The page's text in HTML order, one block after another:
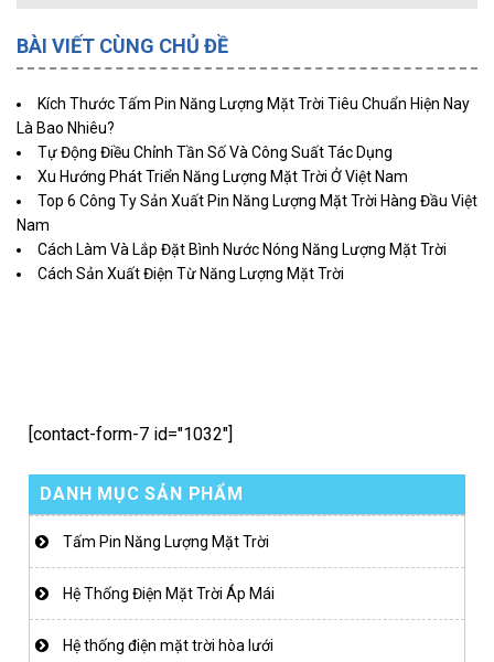
BÀI VIẾT CÙNG CHỦ ĐỀ
Kích Thước Tấm Pin Năng Lượng Mặt Trời Tiêu Chuẩn Hiện Nay
Là Bao Nhiêu?
Tự Động Điều Chỉnh Tần Số Và Công Suất Tác Dụng
Xu Hướng Phát Triển Năng Lượng Mặt Trời Ở Việt Nam
Top 6 Công Ty Sản Xuất Pin Năng Lượng Mặt Trời Hàng Đầu Việt
Nam
Cách Làm Và Lắp Đặt Bình Nước Nóng Năng Lượng Mặt Trời
Cách Sản Xuất Điện Từ Năng Lượng Mặt Trời
[contact-form-7 id="1032"]
DANH MỤC SẢN PHẨM
Tấm Pin Năng Lượng Mặt Trời
Hệ Thống Điện Mặt Trời Áp Mái
Hệ thống điện mặt trời hòa lưới